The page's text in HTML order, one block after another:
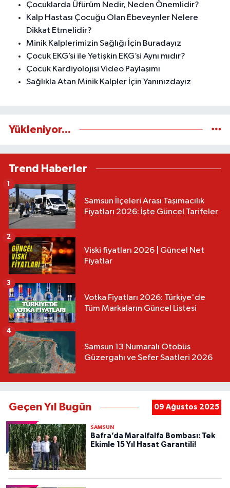
Çocuklarda Üfürüm Nedir, Neden Önemlidir?
Kalp Hastası Çocuğu Olan Ebeveynler Nelere
Dikkat Etmelidir?
Minik Kalplerimizin Sağlığı İçin Buradayız
Çocuk EKG’si ile Yetişkin EKG’si Aynı mıdır?
Çocuk Kardiyolojisi Video Paylaşımı
Sağlıkla Atan Minik Kalpler İçin Yanınızdayız
Yükleniyor...
Trend Haberler
Samsun İlçeleri Arası Taşımacılık
Fiyatları 2026: İşte Güncel Tarifeler
1
Viski fiyatları 2026 | Güncel Net
Fiyatlar
2
Votka Fiyatları 2026: Türkiye'de
Tüm Markaların Güncel Listesi
3
Samsun 13 Numaralı Otobüs
Güzergahı ve Sefer Saatleri 2026
4
Geçen Yıl Bugün 09 Ağustos 2025
SAMSUN
Bafra’da Maralfalfa Bombası: Tek
Ekimle 15 Yıl Hasat Garantili!